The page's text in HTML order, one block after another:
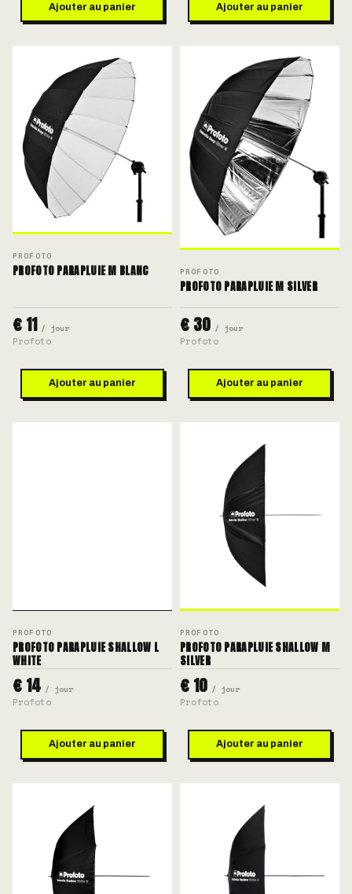
Ajouter au panier Ajouter au panier
PROFOTO
PROFOTO PARAPLUIE M BLANC
€ 11 / jour
Profoto
Ajouter au panier
PROFOTO
PROFOTO PARAPLUIE M SILVER
€ 30 / jour
Profoto
Ajouter au panier
PROFOTO
PROFOTO PARAPLUIE SHALLOW L
WHITE
€ 14 / jour
Profoto
Ajouter au panier
PROFOTO
PROFOTO PARAPLUIE SHALLOW M
SILVER
€ 10 / jour
Profoto
Ajouter au panier